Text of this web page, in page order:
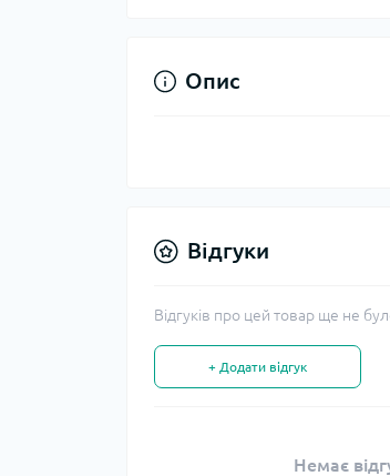
Опис
Відгуки
Відгуків про цей товар ще не
+ Додати відгук
Немає